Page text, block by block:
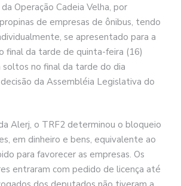
Operação Cadeia Velha, por
de empresas de ônibus, tendo
se apresentado para a
final da tarde de quinta-feira (16)
soltos no final da tarde do dia
da Assembléia Legislativa do
Alerj, o TRF2 determinou o bloqueio
em dinheiro e bens, equivalente ao
para favorecer as empresas. Os
entraram com pedido de licença até